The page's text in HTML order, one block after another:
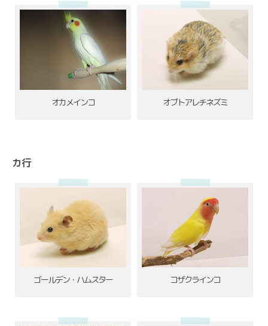
オカメインコ オブトアレチネズミ
カ行
ゴールデン・ハムスター コザクラインコ